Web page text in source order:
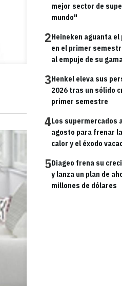
mejor sector de
mundo"
2Heineken aguanta
en el primer
al empuje de su
3Henkel eleva sus
2026 tras un sólido
primer semestre
4Los supermercados
agosto para frenar
calor y el éxodo
5Diageo frena su
y lanza un plan de
millones de dólares